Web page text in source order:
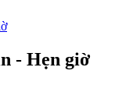
- Hẹn giờ